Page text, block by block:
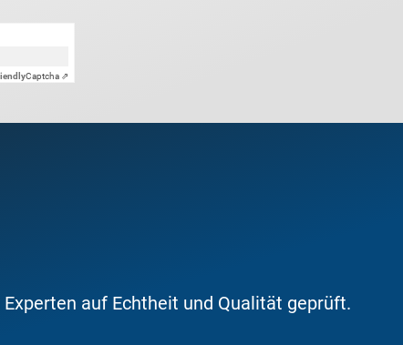
Captcha ⇗
auf Echtheit und Qualität geprüft.